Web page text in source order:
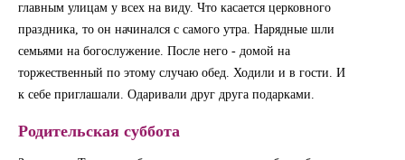
главным улицам у всех на виду. Что касается церковного
праздника, то он начинался с самого утра. Нарядные шли
семьями на богослужение. После него - домой на
торжественный по этому случаю обед. Ходили и в гости. И
к себе приглашали. Одаривали друг друга подарками.
Родительская суббота